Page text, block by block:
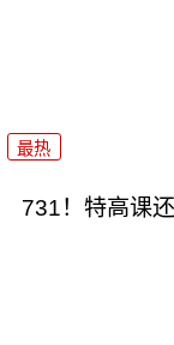
最热
731！特高课